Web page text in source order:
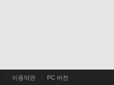
이용약관 PC 버전